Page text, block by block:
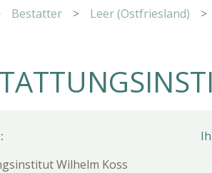
Bestatter > Leer (Ostfriesland) >
Wilhelm Koss